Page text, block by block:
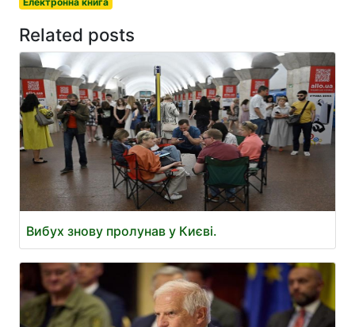
Related posts
Вибух знову пролунав у Києві.